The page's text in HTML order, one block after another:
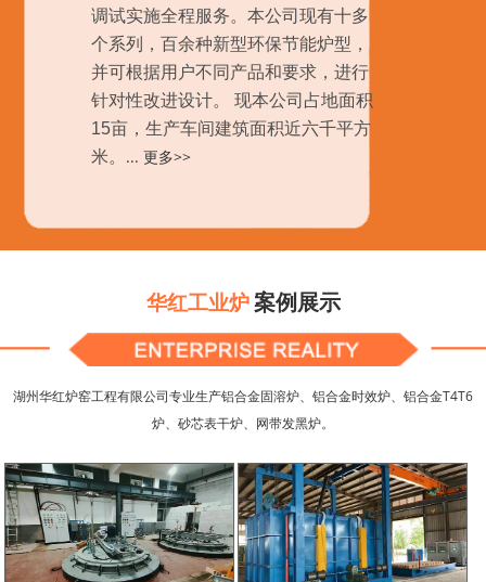
调试实施全程服务。本公司现有十多
个系列，百余种新型环保节能炉型，
并可根据用户不同产品和要求，进行
针对性改进设计。 现本公司占地面积
15亩，生产车间建筑面积近六千平方
米。 ... 更多>>
华红工业炉案例展示
湖州华红炉窑工程有限公司专业生产铝合金固溶炉、铝合金时效炉、铝合金T4T6
炉、砂芯表干炉、网带发黑炉。